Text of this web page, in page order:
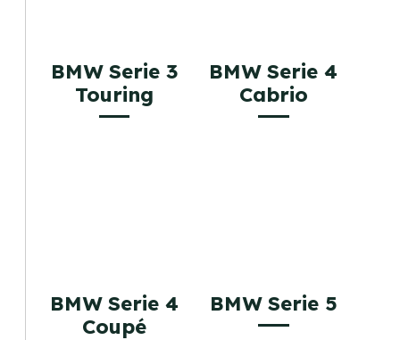
BMW Serie 3
Touring
BMW Serie 4
Cabrio
BMW Serie 4
Coupé
BMW Serie 5